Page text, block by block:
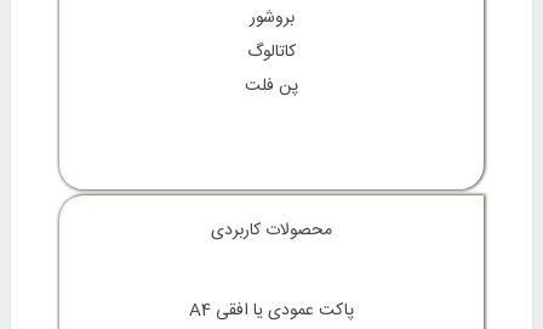
بروشور
کاتالوگ
پن فلت
محصولات کاربردی
پاکت عمودی یا افقی A4